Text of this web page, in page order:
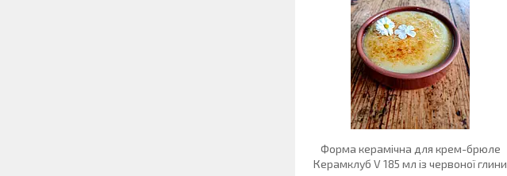
Форма керамічна для крем-брюле
Керамклуб V 185 мл із червоної глини